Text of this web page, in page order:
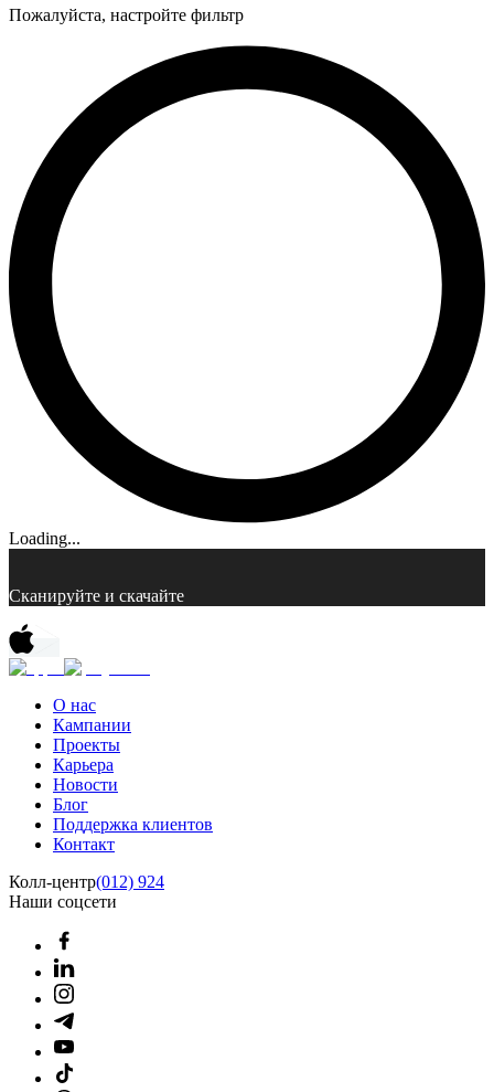
Пожалуйста, настройте фильтр
Loading...
Сканируйте и скачайте
О нас
Кампании
Проекты
Карьера
Новости
Блог
Поддержка клиентов
Контакт
Колл-центр(012) 924
Наши соцсети